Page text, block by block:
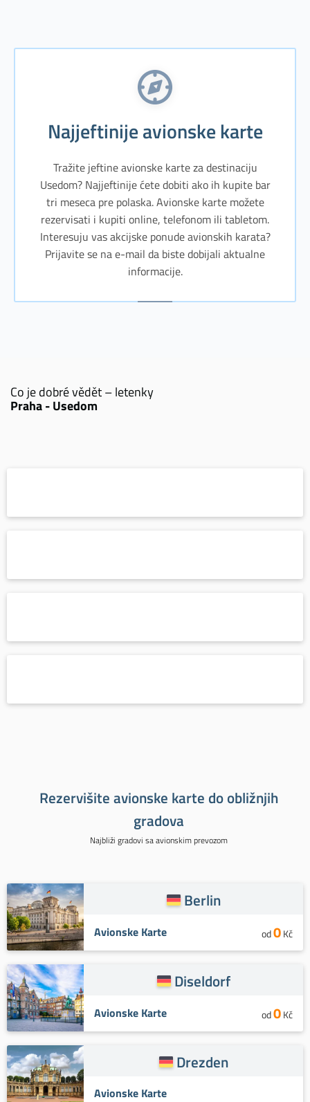
Najjeftinije avionske karte
Tražite jeftine avionske karte za destinaciju
Usedom? Najjeftinije ćete dobiti ako ih kupite bar
tri meseca pre polaska. Avionske karte možete
rezervisati i kupiti online, telefonom ili tabletom.
Interesuju vas akcijske ponude avionskih karata?
Prijavite se na e-mail da biste dobijali aktualne
informacije.
Co je dobré vědět – letenky
Praha - Usedom
Rezervišite avionske karte do obližnjih
gradova
Najbliži gradovi sa avionskim prevozom
Berlin
Avionske Karte od0Kč
Diseldorf
Avionske Karte od0Kč
Drezden
Avionske Karte